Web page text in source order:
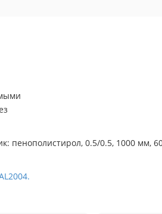
пенополистирол, 0.5/0.5, 1000 мм,